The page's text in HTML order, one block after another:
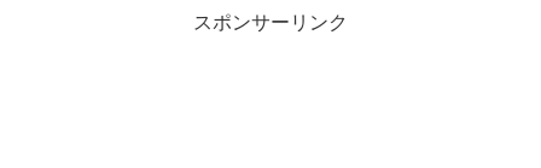
スポンサーリンク